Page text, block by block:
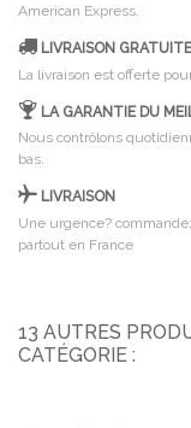
American Express.
LIVRAISON GRATUITE
La livraison est offerte
LA GARANTIE DU
Nous contrôlons
bas.
LIVRAISON
Une urgence?
partout en France
13 AUTRES
CATÉGORIE :